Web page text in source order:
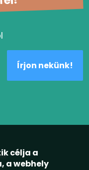
Írjon nekünk!
célja a
a webhely